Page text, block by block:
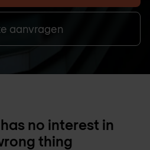
aanvragen
no interest in
thing